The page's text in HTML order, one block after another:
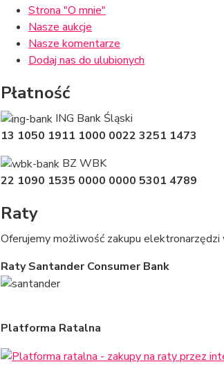
Strona "O mnie"
Nasze aukcje
Nasze komentarze
Dodaj nas do ulubionych
Płatność
ING Bank Śląski
13 1050 1911 1000 0022 3251 1473
BZ WBK
22 1090 1535 0000 0000 5301 4789
Raty
Oferujemy możliwość zakupu elektronarzędzi
Raty Santander Consumer Bank
Platforma Ratalna